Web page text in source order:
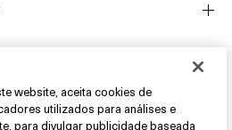
website, aceita cookies de
utilizados para análises e
para divulgar publicidade baseada